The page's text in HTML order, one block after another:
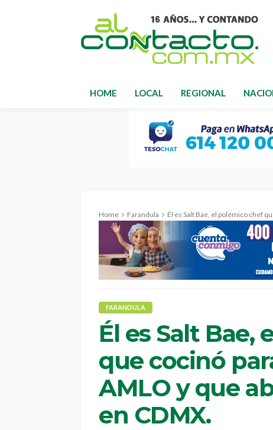
HOME LOCAL REGIONAL
Home Farandula Él es Salt Bae, el polémico chef que cocinó para
FARANDULA
Él es Salt Bae,
que cocinó
AMLO y que
en CDMX.